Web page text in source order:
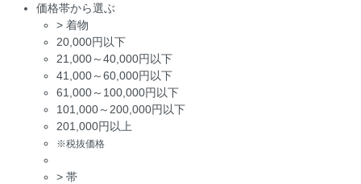
価格帯から選ぶ
> 着物
20,000円以下
21,000～40,000円以下
41,000～60,000円以下
61,000～100,000円以下
101,000～200,000円以下
201,000円以上
※税抜価格
> 帯